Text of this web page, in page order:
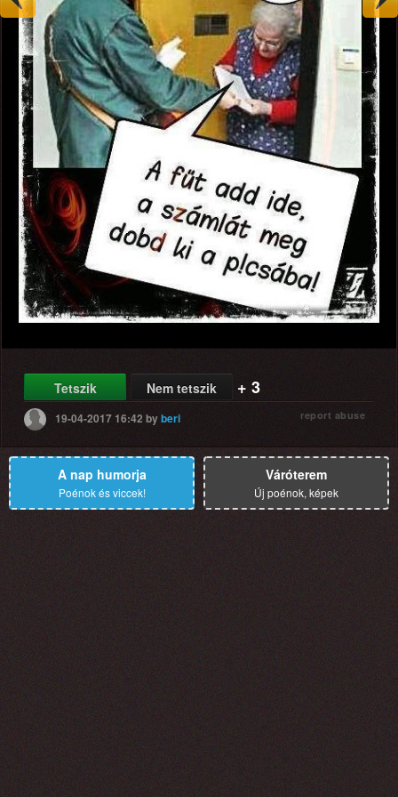
Tetszik Nem tetszik + 3
19-04-2017 16:42 byberi report abuse
A nap humorja
Poénok és viccek!
Váróterem
Új poénok, képek